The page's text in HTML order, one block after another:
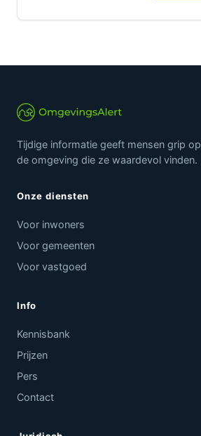
Tijdige informatie geeft mensen grip op
de omgeving die ze waardevol vinden.
Onze diensten
Voor inwoners
Voor gemeenten
Voor vastgoed
Info
Kennisbank
Prijzen
Pers
Contact